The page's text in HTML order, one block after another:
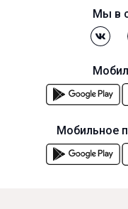
Мы в
Мобильное